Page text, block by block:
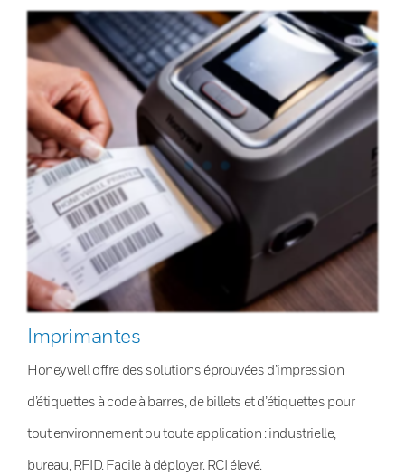
Imprimantes
Honeywell offre des solutions éprouvées d’impression
d’étiquettes à code à barres, de billets et d’étiquettes pour
tout environnement ou toute application : industrielle,
bureau, RFID. Facile à déployer. RCI élevé.